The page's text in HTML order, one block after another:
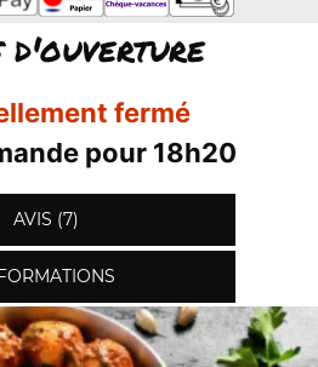
d'ouverture
fermé
pour 18h20
AVIS (7)